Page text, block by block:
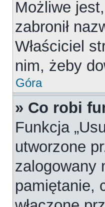
Możliwe
zabronił
Właściciel
nim, żeby
Góra
» Co robi
Funkcja
utworzone
zalogowany
pamiętanie,